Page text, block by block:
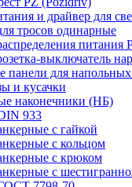
и драйвер для
тросов одинарные
питания
выключатель
панели для
и кусачки
наконечники (НБ)
933
с гайкой
с кольцом
с крюком
с